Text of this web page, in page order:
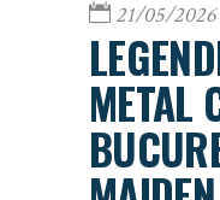
21/05/2026
METAL